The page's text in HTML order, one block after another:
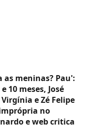
as meninas? Pau':
10 meses, José
e Zé Felipe
no
e web critica